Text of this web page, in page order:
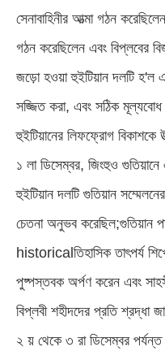
সেনাবাহিনীর আত্মা গঠন
গঠন করেছিলেন এবং বিপ্লবের
জড়ো হওয়া হুইটিয়ান দলটি হ'ল
সজ্জিত করা, এবং সঠিক মূল্যবোধ
হুইটিয়ানের লিফফ্রোগ বিকাশকে
১ লা ডিসেম্বর, জিংহুও
হুইটিয়ান দলটি গুতিয়ান
চেতনা অনুভব করেছিল;গুতিয়ান
historicalতিহাসিক তাৎপর্য
পুষ্পস্তবক অর্পণ করেন এবং
বিপ্লবী শহীদদের প্রতি শ্রদ্ধা
২ য় থেকে ৩ রা ডিসেম্বর পর্যন্ত